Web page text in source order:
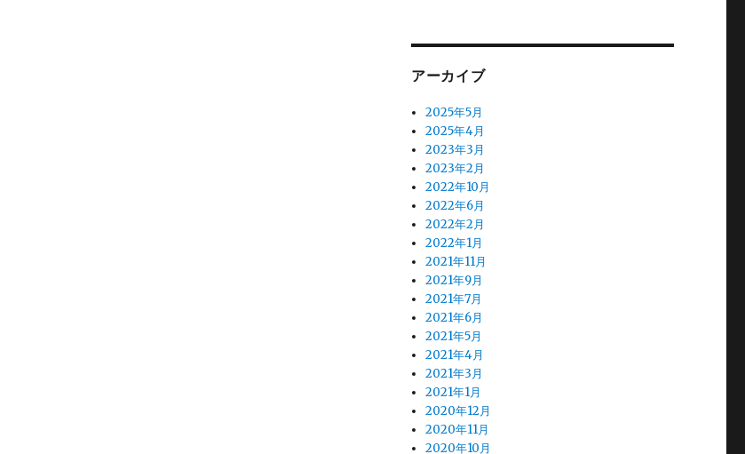
アーカイブ
2025年5月
2025年4月
2023年3月
2023年2月
2022年10月
2022年6月
2022年2月
2022年1月
2021年11月
2021年9月
2021年7月
2021年6月
2021年5月
2021年4月
2021年3月
2021年1月
2020年12月
2020年11月
2020年10月